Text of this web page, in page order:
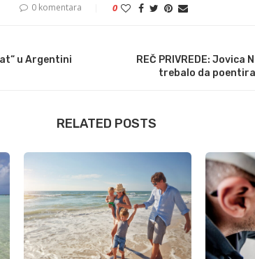
0 komentara 0
u Argentini
REČ PRIVREDE: Jovica
trebalo da
RELATED POSTS